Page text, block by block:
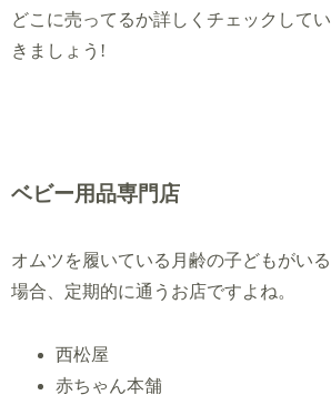
どこに売ってるか詳しくチェックしてい
きましょう!
ベビー用品専門店
オムツを履いている月齢の子どもがいる
場合、定期的に通うお店ですよね。
西松屋
赤ちゃん本舗